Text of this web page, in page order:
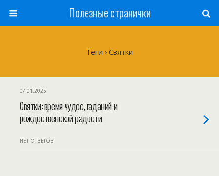
Полезные странички
Теги › Святки
07.01.2026
Святки: время чудес, гаданий и
рождественской радости
НЕТ ОТВЕТОВ